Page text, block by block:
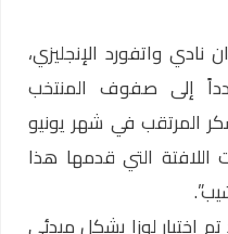
واتفورد الإنجليزي،
إلى صفوف المنتخب
المرتقب في شهر يونيو
اللافتة التي قدمها هذا
لوزا بشكل مبدئي